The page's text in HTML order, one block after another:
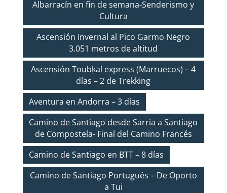
Albarracín en fin de semana-Senderismo y
Cultura
Ascensión Invernal al Pico Garmo Negro
3.051 metros de altitud
Ascensión Toubkal express (Marruecos) – 4
días – 2 de Trekking
Aventura en Andorra – 3 días
Camino de Santiago desde Sarria a Santiago
de Compostela- Final del Camino Francés
Camino de Santiago en BTT – 8 días
Camino de Santiago Portugués – De Oporto
a Tui